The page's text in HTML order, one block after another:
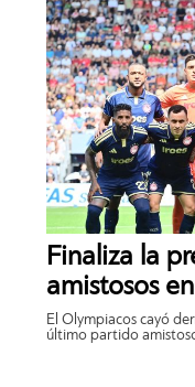
Finaliza la
amistosos
El Olympiacos cayó
último partido